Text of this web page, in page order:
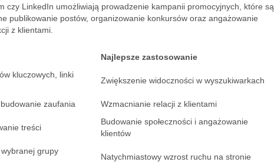
czy LinkedIn umożliwiają prowadzenie kampanii promocyjnych, które są
publikowanie postów, organizowanie konkursów oraz angażowanie
z klientami.
Najlepsze zastosowanie
kluczowych, linki
Zwiększenie widoczności w wyszukiwarkach
zaufania
Wzmacnianie relacji z klientami
treści
Budowanie społeczności i angażowanie
klientów
grupy
Natychmiastowy wzrost ruchu na stronie